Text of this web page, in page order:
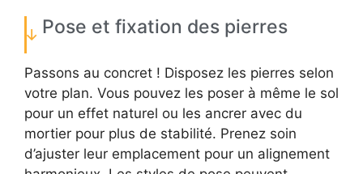
Pose et fixation des pierres
Passons au concret ! Disposez les pierres selon
votre plan. Vous pouvez les poser à même le sol
pour un effet naturel ou les ancrer avec du
mortier pour plus de stabilité. Prenez soin
d’ajuster leur emplacement pour un alignement